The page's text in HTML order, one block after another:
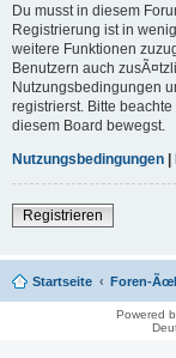
Du musst in diesem
Registrierung ist in
weitere Funktionen
Benutzern auch
Nutzungsbedingungen
registrierst. Bitte
diesem Board bewegst.
Nutzungsbedingungen |
Registrieren
Startseite Foren-
Powered